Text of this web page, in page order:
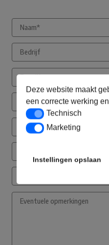
Deze website maakt
een correcte werking
TechnischTechnisch
MarketingMarketing
Instellingen opslaan